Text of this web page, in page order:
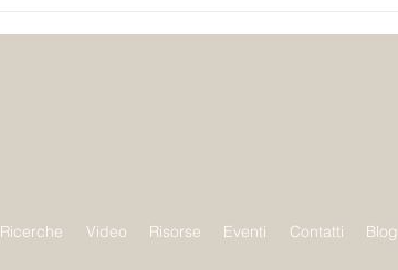
Ricerche Video Risorse Eventi Contatti Blog